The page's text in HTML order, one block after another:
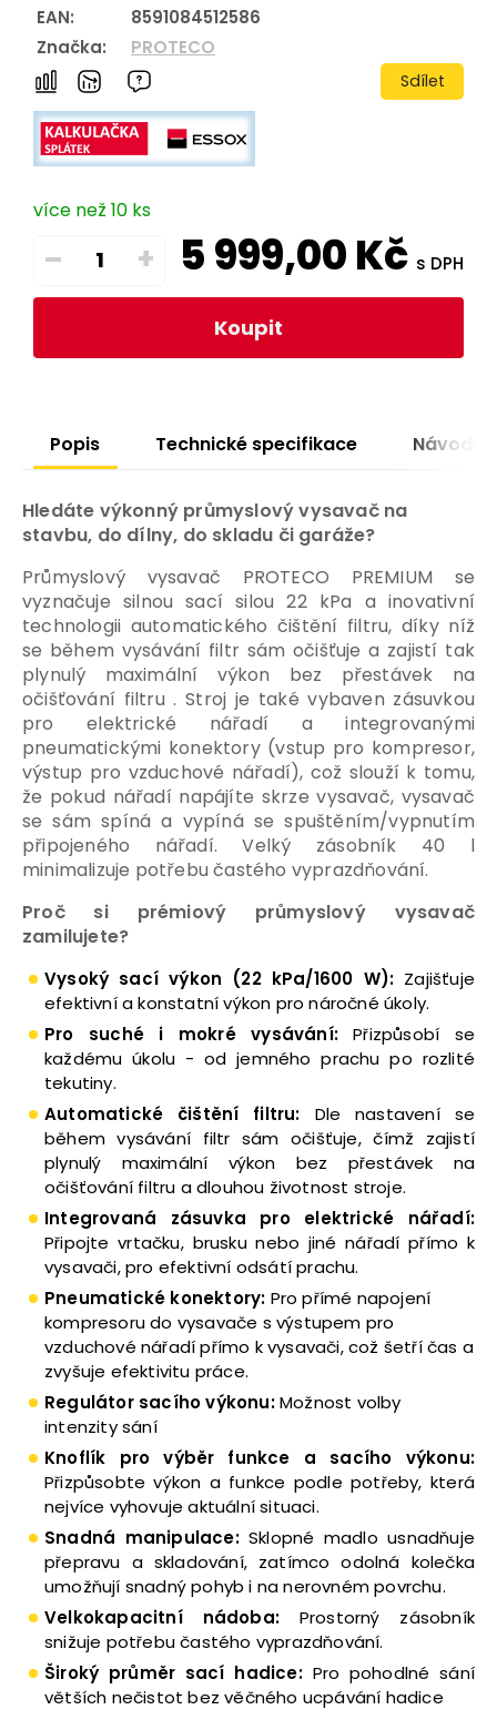
EAN:
8591084512586
Značka:
PROTECO
Sdílet
více než 10 ks
– + 5 999,00Kč s DPH
Koupit
Popis Technické specifikace Návody
Hledáte výkonný průmyslový vysavač na
stavbu, do dílny, do skladu či garáže?
Průmyslový vysavač PROTECO PREMIUM se
vyznačuje silnou sací silou 22 kPa a inovativní
technologii automatického čištění filtru, díky níž
se během vysávání filtr sám očišťuje a zajistí tak
plynulý maximální výkon bez přestávek na
očišťování filtru. Stroj je také vybaven zásuvkou
pro elektrické nářadí a integrovanými
pneumatickými konektory (vstup pro kompresor,
výstup pro vzduchové nářadí), což slouží k tomu,
že pokud nářadí napájíte skrze vysavač, vysavač
se sám spíná a vypíná se spuštěním/vypnutím
připojeného nářadí. Velký zásobník 40 l
minimalizuje potřebu častého vyprazdňování.
Proč si prémiový průmyslový vysavač
zamilujete?
Vysoký sací výkon (22 kPa/1600 W): Zajišťuje
efektivní a konstatní výkon pro náročné úkoly.
Pro suché i mokré vysávání:Přizpůsobí se
každému úkolu - od jemného prachu po rozlité
tekutiny.
Automatické čištění filtru: Dle nastavení se
během vysávání filtr sám očišťuje, čímž zajistí
plynulý maximální výkon bez přestávek na
očišťování filtru a dlouhou životnost stroje.
Integrovaná zásuvka pro elektrické nářadí:
Připojte vrtačku, brusku nebo jiné nářadí přímo k
vysavači, pro efektivní odsátí prachu.
Pneumatické konektory: Pro přímé napojení
kompresoru do vysavače s výstupem pro
vzduchové nářadí přímo k vysavači, což šetří čas a
zvyšuje efektivitu práce.
Regulátor sacího výkonu:Možnost volby
intenzity sání
Knoflík pro výběr funkce a sacího výkonu:
Přizpůsobte výkon a funkce podle potřeby, která
nejvíce vyhovuje aktuální situaci.
Snadná manipulace:Sklopné madlo usnadňuje
přepravu a skladování, zatímco odolná kolečka
umožňují snadný pohyb i na nerovném povrchu.
Velkokapacitní nádoba: Prostorný zásobník
snižuje potřebu častého vyprazdňování.
Široký průměr sací hadice: Pro pohodlné sání
větších nečistot bez věčného ucpávání hadice